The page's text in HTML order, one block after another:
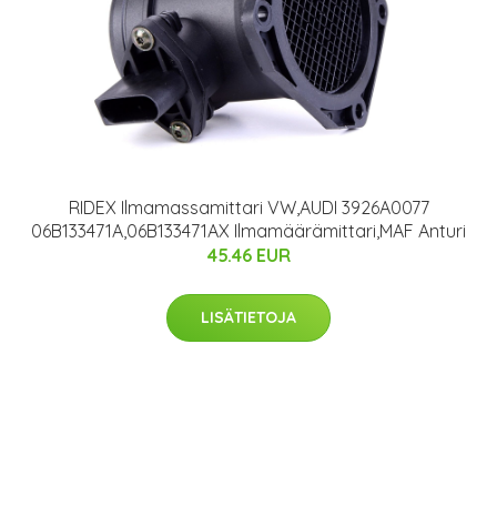
RIDEX Ilmamassamittari VW,AUDI 3926A0077
06B133471A,06B133471AX Ilmamäärämittari,MAF Anturi
45.46 EUR
LISÄTIETOJA